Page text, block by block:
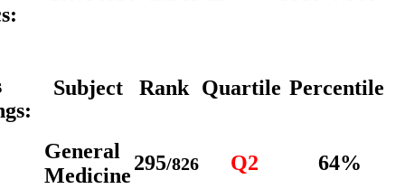
Metrics:
Scopus
Rankings:
Subject Rank Quartile
General
Medicine
295/826 Q2